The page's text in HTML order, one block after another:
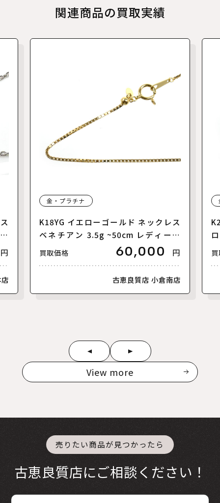
関連商品の買取実績
円
金・プラチナ
K18YG イエローゴールド ネックレス
ベネチアン 3.5g ~50cm レディース
【中古】
買取価格 60,000 円
古恵良質店 小倉南店
View more
売りたい商品が見つかったら
古恵良質店にご相談ください！